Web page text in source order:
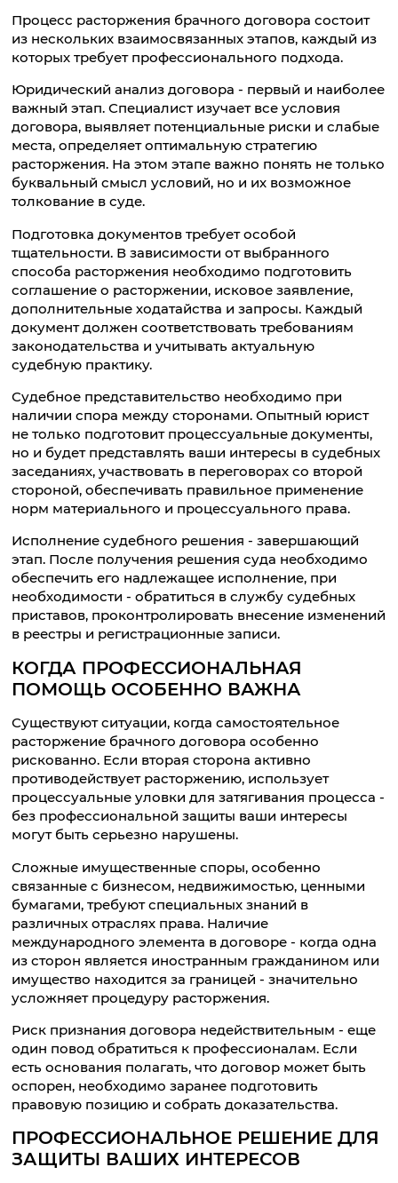
Процесс расторжения брачного договора состоит
из нескольких взаимосвязанных этапов, каждый из
которых требует профессионального подхода.
Юридический анализ договора - первый и наиболее
важный этап. Специалист изучает все условия
договора, выявляет потенциальные риски и слабые
места, определяет оптимальную стратегию
расторжения. На этом этапе важно понять не только
буквальный смысл условий, но и их возможное
толкование в суде.
Подготовка документов требует особой
тщательности. В зависимости от выбранного
способа расторжения необходимо подготовить
соглашение о расторжении, исковое заявление,
дополнительные ходатайства и запросы. Каждый
документ должен соответствовать требованиям
законодательства и учитывать актуальную
судебную практику.
Судебное представительство необходимо при
наличии спора между сторонами. Опытный юрист
не только подготовит процессуальные документы,
но и будет представлять ваши интересы в судебных
заседаниях, участвовать в переговорах со второй
стороной, обеспечивать правильное применение
норм материального и процессуального права.
Исполнение судебного решения - завершающий
этап. После получения решения суда необходимо
обеспечить его надлежащее исполнение, при
необходимости - обратиться в службу судебных
приставов, проконтролировать внесение изменений
в реестры и регистрационные записи.
КОГДА ПРОФЕССИОНАЛЬНАЯ
ПОМОЩЬ ОСОБЕННО ВАЖНА
Существуют ситуации, когда самостоятельное
расторжение брачного договора особенно
рискованно. Если вторая сторона активно
противодействует расторжению, использует
процессуальные уловки для затягивания процесса -
без профессиональной защиты ваши интересы
могут быть серьезно нарушены.
Сложные имущественные споры, особенно
связанные с бизнесом, недвижимостью, ценными
бумагами, требуют специальных знаний в
различных отраслях права. Наличие
международного элемента в договоре - когда одна
из сторон является иностранным гражданином или
имущество находится за границей - значительно
усложняет процедуру расторжения.
Риск признания договора недействительным - еще
один повод обратиться к профессионалам. Если
есть основания полагать, что договор может быть
оспорен, необходимо заранее подготовить
правовую позицию и собрать доказательства.
ПРОФЕССИОНАЛЬНОЕ РЕШЕНИЕ ДЛЯ
ЗАЩИТЫ ВАШИХ ИНТЕРЕСОВ